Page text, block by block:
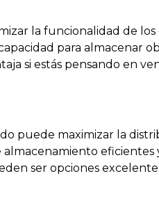
la funcionalidad de los
para almacenar
si estás pensando en
puede maximizar la
almacenamiento eficientes
ser opciones